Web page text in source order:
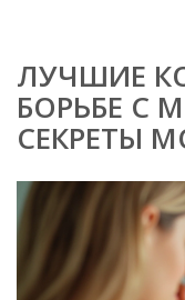
ЛУЧШИЕ
БОРЬБЕ С
СЕКРЕТЫ